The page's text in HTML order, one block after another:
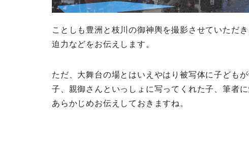
ことしも豊洲と枝川の御神輿を撮影させていただ
迫力などをお伝えします。
ただ、大舞台の場とはいえやはり被写体に子ども
子、親御さんといっしょに写ってくれた子、筆者
あらかじめお伝えしておきますね。